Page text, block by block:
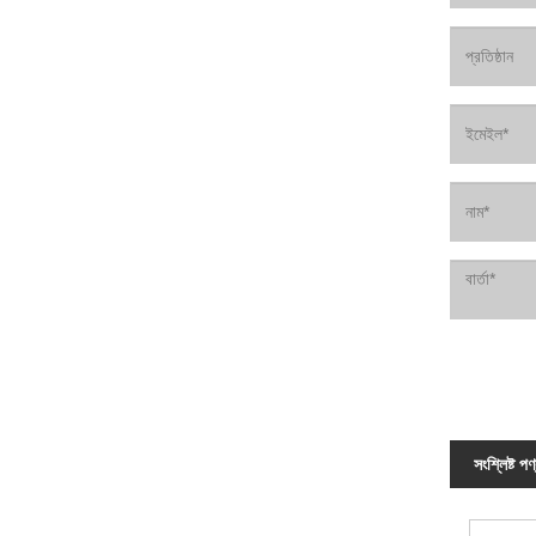
সংশ্লিষ্ট